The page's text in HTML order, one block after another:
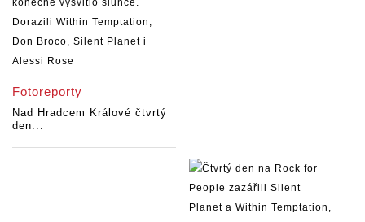
Fotoreporty
Nad Hradcem Králové čtvrtý
den...